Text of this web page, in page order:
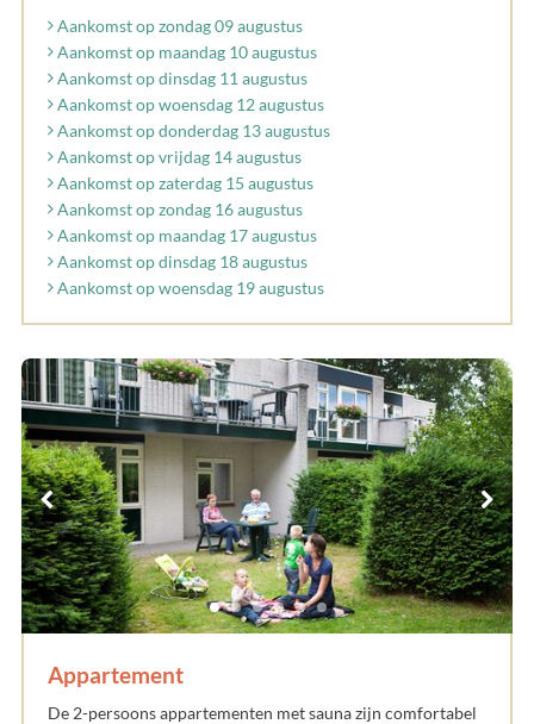
Aankomst op zondag 09 augustus
Aankomst op maandag 10 augustus
Aankomst op dinsdag 11 augustus
Aankomst op woensdag 12 augustus
Aankomst op donderdag 13 augustus
Aankomst op vrijdag 14 augustus
Aankomst op zaterdag 15 augustus
Aankomst op zondag 16 augustus
Aankomst op maandag 17 augustus
Aankomst op dinsdag 18 augustus
Aankomst op woensdag 19 augustus
Appartement
De 2-persoons appartementen met sauna zijn comfortabel